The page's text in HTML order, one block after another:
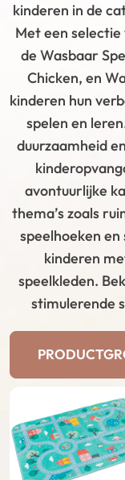
kinderen in de
Met een selectie
de Wasbaar
Chicken, en
kinderen hun
spelen en
duurzaamheid
avontuurlijke
thema’s zoals
speelhoeken
kinderen
speelkleden.
stimulerende